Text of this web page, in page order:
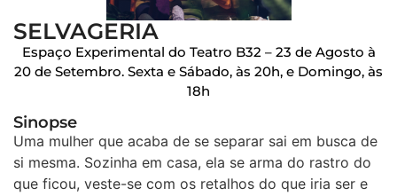
SELVAGERIA
Espaço Experimental do Teatro B32 – 23 de Agosto à
20 de Setembro. Sexta e Sábado, às 20h, e Domingo, às
18h
Sinopse
Uma mulher que acaba de se separar sai em busca de
si mesma. Sozinha em casa, ela se arma do rastro do
que ficou, veste-se com os retalhos do que iria ser e